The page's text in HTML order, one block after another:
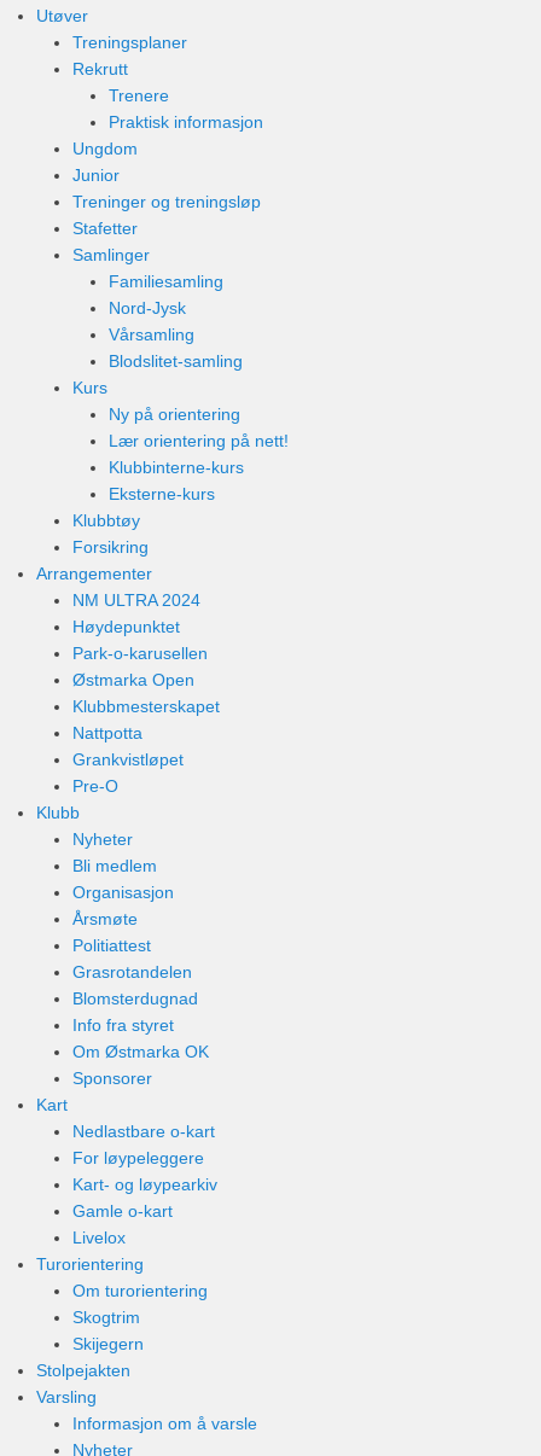
Utøver
Treningsplaner
Rekrutt
Trenere
Praktisk informasjon
Ungdom
Junior
Treninger og treningsløp
Stafetter
Samlinger
Familiesamling
Nord-Jysk
Vårsamling
Blodslitet-samling
Kurs
Ny på orientering
Lær orientering på nett!
Klubbinterne-kurs
Eksterne-kurs
Klubbtøy
Forsikring
Arrangementer
NM ULTRA 2024
Høydepunktet
Park-o-karusellen
Østmarka Open
Klubbmesterskapet
Nattpotta
Grankvistløpet
Pre-O
Klubb
Nyheter
Bli medlem
Organisasjon
Årsmøte
Politiattest
Grasrotandelen
Blomsterdugnad
Info fra styret
Om Østmarka OK
Sponsorer
Kart
Nedlastbare o-kart
For løypeleggere
Kart- og løypearkiv
Gamle o-kart
Livelox
Turorientering
Om turorientering
Skogtrim
Skijegern
Stolpejakten
Varsling
Informasjon om å varsle
Nyheter